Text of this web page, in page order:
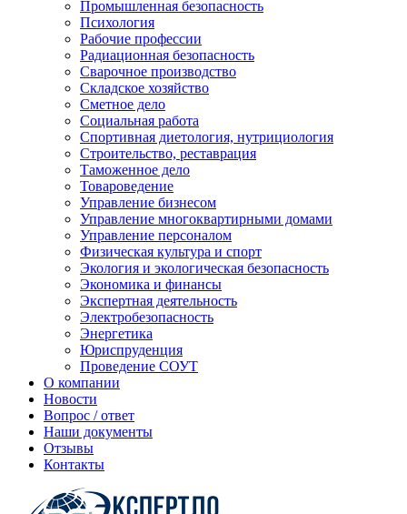
Промышленная безопасность
Психология
Рабочие профессии
Радиационная безопасность
Сварочное производство
Складское хозяйство
Сметное дело
Социальная работа
Спортивная диетология, нутрициология
Строительство, реставрация
Таможенное дело
Товароведение
Управление бизнесом
Управление многоквартирными домами
Управление персоналом
Физическая культура и спорт
Экология и экологическая безопасность
Экономика и финансы
Экспертная деятельность
Электробезопасность
Энергетика
Юриспруденция
Проведение СОУТ
О компании
Новости
Вопрос / ответ
Наши документы
Отзывы
Контакты